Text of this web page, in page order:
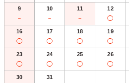
9
－
10
－
11
－
12
◯
16
◯
17
◯
18
◯
19
◯
23
◯
24
◯
25
◯
26
◯
30 31